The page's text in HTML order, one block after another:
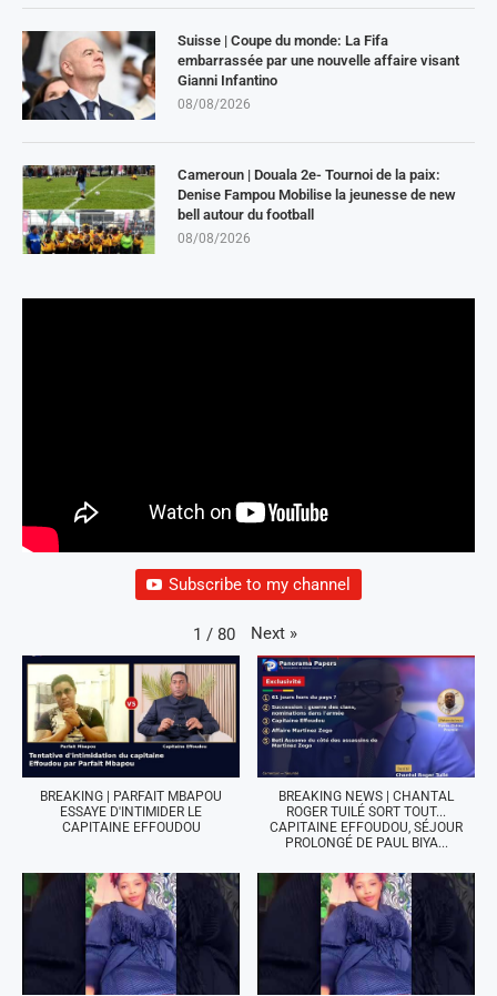
Suisse | Coupe du monde: La Fifa
embarrassée par une nouvelle affaire visant
Gianni Infantino
08/08/2026
Cameroun | Douala 2e- Tournoi de la paix:
Denise Fampou Mobilise la jeunesse de new
bell autour du football
08/08/2026
Subscribe to my channel
1 / 80 Next »
BREAKING | PARFAIT MBAPOU
ESSAYE D'INTIMIDER LE
CAPITAINE EFFOUDOU
BREAKING NEWS | CHANTAL
ROGER TUILÉ SORT TOUT...
CAPITAINE EFFOUDOU, SÉJOUR
PROLONGÉ DE PAUL BIYA...